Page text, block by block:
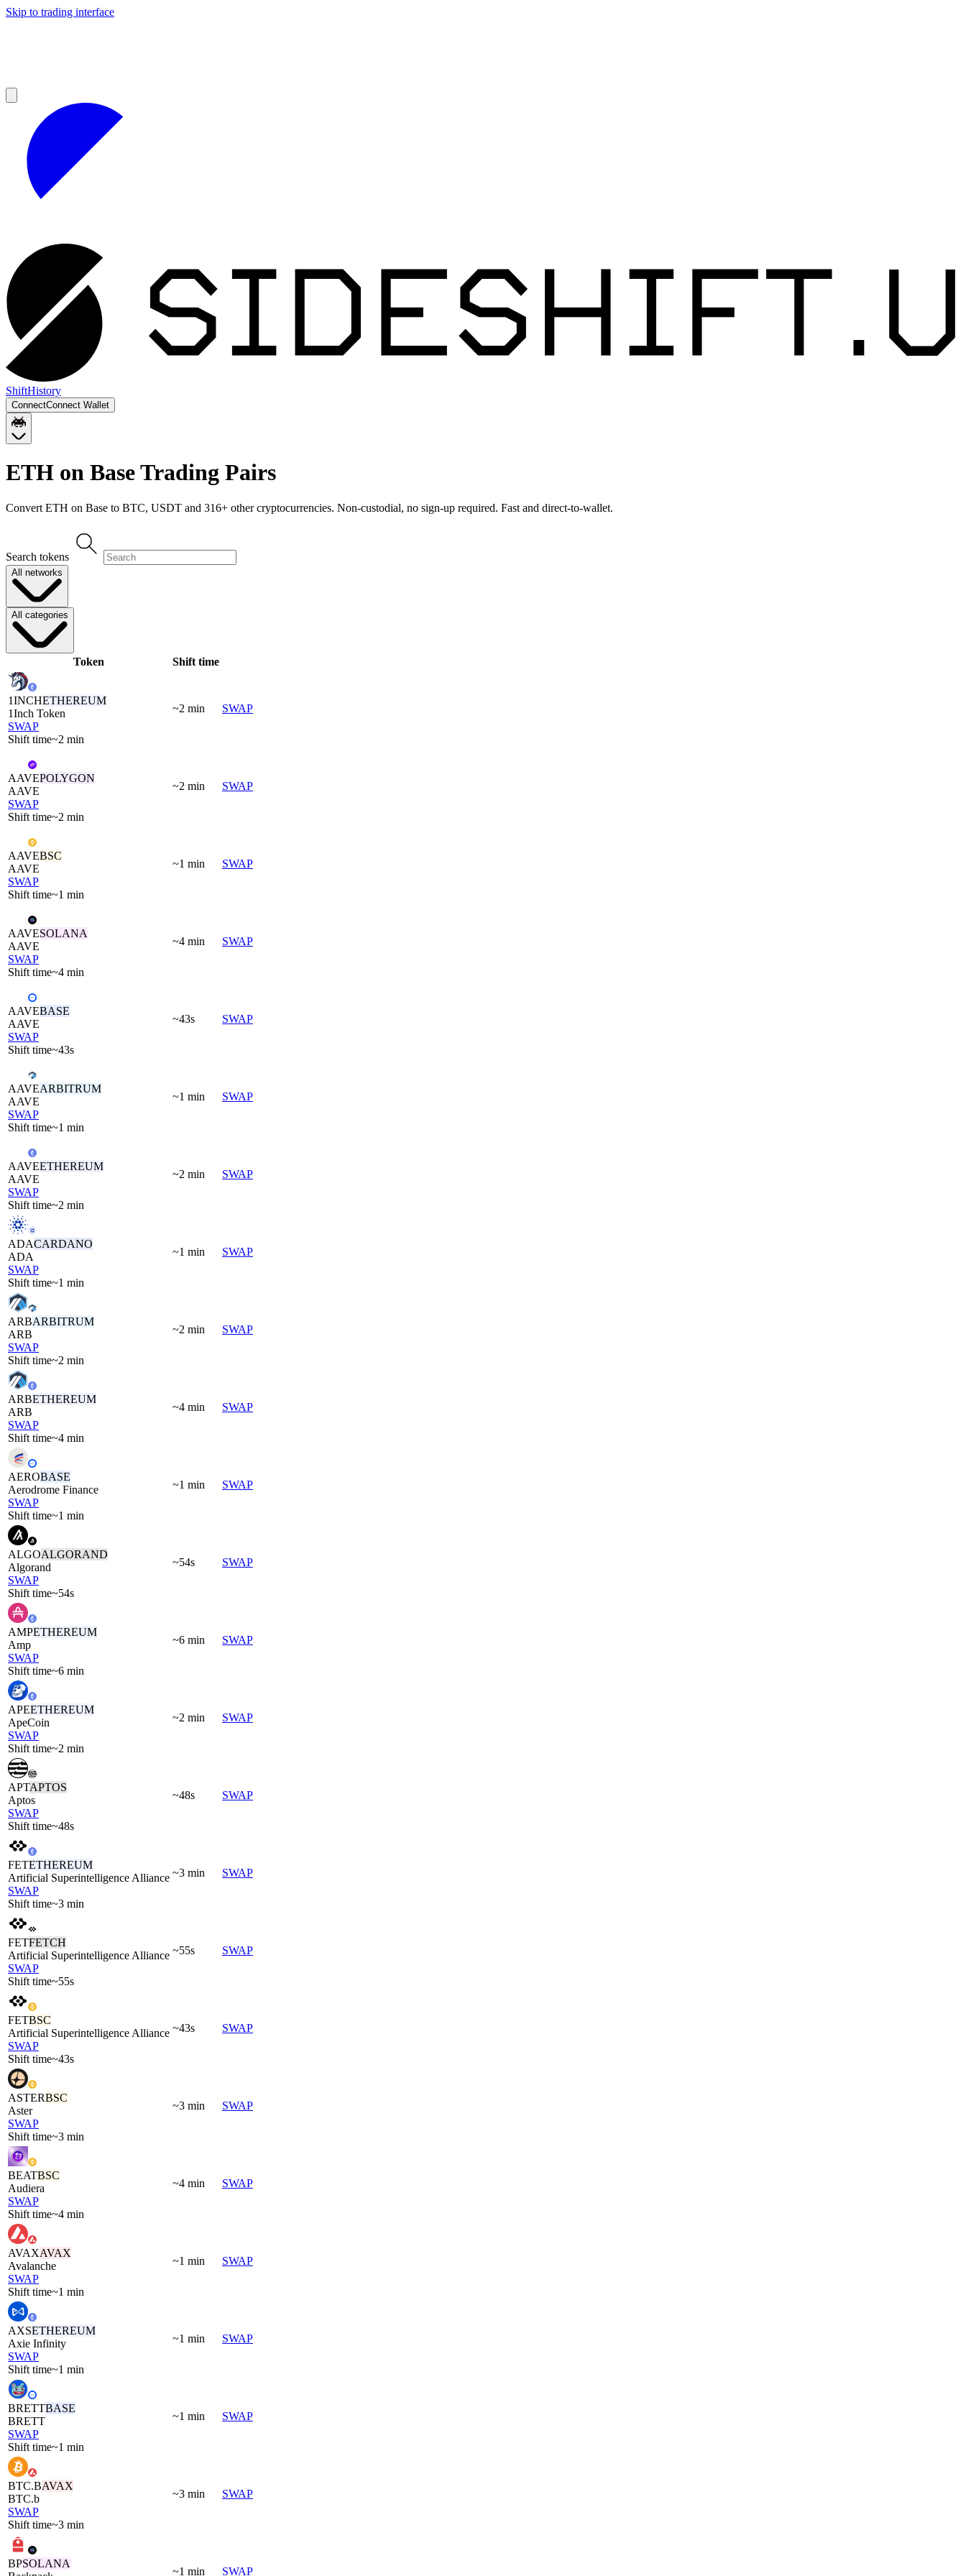
Skip to trading interface
ShiftHistory
ConnectConnect Wallet
ETH on BaseTrading Pairs
Convert ETH on Base to BTC, USDT and 316+ other cryptocurrencies. Non-custodial, no sign-up required. Fast and direct-to-wallet.
Search tokens
All networks
All categories
Token Shift time
1INCHETHEREUM
1Inch Token
SWAP
Shift time~2 min
~2 min SWAP
AAVEPOLYGON
AAVE
SWAP
Shift time~2 min
~2 min SWAP
AAVEBSC
AAVE
SWAP
Shift time~1 min
~1 min SWAP
AAVESOLANA
AAVE
SWAP
Shift time~4 min
~4 min SWAP
AAVEBASE
AAVE
SWAP
Shift time~43s
~43s SWAP
AAVEARBITRUM
AAVE
SWAP
Shift time~1 min
~1 min SWAP
AAVEETHEREUM
AAVE
SWAP
Shift time~2 min
~2 min SWAP
ADACARDANO
ADA
SWAP
Shift time~1 min
~1 min SWAP
ARBARBITRUM
ARB
SWAP
Shift time~2 min
~2 min SWAP
ARBETHEREUM
ARB
SWAP
Shift time~4 min
~4 min SWAP
AEROBASE
Aerodrome Finance
SWAP
Shift time~1 min
~1 min SWAP
ALGOALGORAND
Algorand
SWAP
Shift time~54s
~54s SWAP
AMPETHEREUM
Amp
SWAP
Shift time~6 min
~6 min SWAP
APEETHEREUM
ApeCoin
SWAP
Shift time~2 min
~2 min SWAP
APTAPTOS
Aptos
SWAP
Shift time~48s
~48s SWAP
FETETHEREUM
Artificial Superintelligence Alliance
SWAP
Shift time~3 min
~3 min SWAP
FETFETCH
Artificial Superintelligence Alliance
SWAP
Shift time~55s
~55s SWAP
FETBSC
Artificial Superintelligence Alliance
SWAP
Shift time~43s
~43s SWAP
ASTERBSC
Aster
SWAP
Shift time~3 min
~3 min SWAP
BEATBSC
Audiera
SWAP
Shift time~4 min
~4 min SWAP
AVAXAVAX
Avalanche
SWAP
Shift time~1 min
~1 min SWAP
AXSETHEREUM
Axie Infinity
SWAP
Shift time~1 min
~1 min SWAP
BRETTBASE
BRETT
SWAP
Shift time~1 min
~1 min SWAP
BTC.BAVAX
BTC.b
SWAP
Shift time~3 min
~3 min SWAP
BPSOLANA
~1 min SWAP